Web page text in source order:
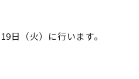
日（火）に行います。